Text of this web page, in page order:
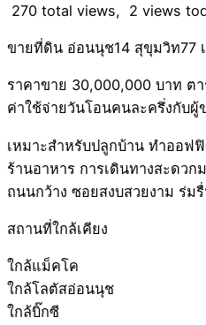
270 total views, 2 views
ขายที่ดิน อ่อนนุช14 สุขุมวิท77
ราคาขาย 30,000,000 บาท ตา
ค่าใช้จ่ายวันโอนคนละครึ่งกับผู้
เหมาะสำหรับปลูกบ้าน ทำออฟ
ร้านอาหาร การเดินทางสะดวก
ถนนกว้าง ซอยสงบสวยงาม ร่ม
สถานที่ใกล้เคียง
ใกล้แม็คโค
ใกล้โลตัสอ่อนนุช
ใกล้บิ๊กซี